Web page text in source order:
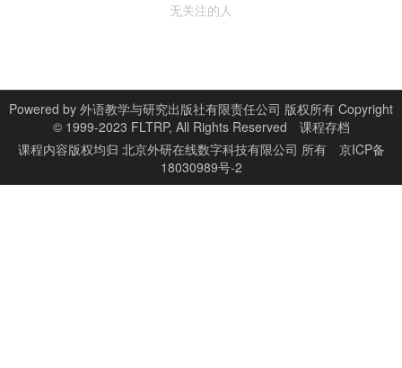
无关注的人
Powered by 外语教学与研究出版社有限责任公司 版权所有 Copyright
© 1999-2023 FLTRP, All Rights Reserved
课程存档
课程内容版权均归 北京外研在线数字科技有限公司 所有
京ICP备
18030989号-2